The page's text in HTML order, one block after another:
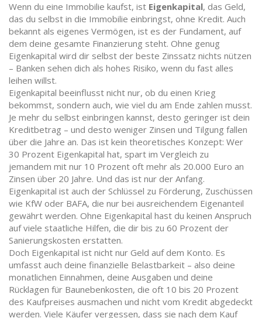
Wenn du eine Immobilie kaufst, ist Eigenkapital, das Geld,
das du selbst in die Immobilie einbringst, ohne Kredit. Auch
bekannt als eigenes Vermögen, ist es der Fundament, auf
dem deine gesamte Finanzierung steht. Ohne genug
Eigenkapital wird dir selbst der beste Zinssatz nichts nützen
– Banken sehen dich als hohes Risiko, wenn du fast alles
leihen willst.
Eigenkapital beeinflusst nicht nur, ob du einen Krieg
bekommst, sondern auch, wie viel du am Ende zahlen musst.
Je mehr du selbst einbringen kannst, desto geringer ist dein
Kreditbetrag – und desto weniger Zinsen und Tilgung fallen
über die Jahre an. Das ist kein theoretisches Konzept: Wer
30 Prozent Eigenkapital hat, spart im Vergleich zu
jemandem mit nur 10 Prozent oft mehr als 20.000 Euro an
Zinsen über 20 Jahre. Und das ist nur der Anfang.
Eigenkapital ist auch der Schlüssel zu Förderung, Zuschüssen
wie KfW oder BAFA, die nur bei ausreichendem Eigenanteil
gewährt werden. Ohne Eigenkapital hast du keinen Anspruch
auf viele staatliche Hilfen, die dir bis zu 60 Prozent der
Sanierungskosten erstatten.
Doch Eigenkapital ist nicht nur Geld auf dem Konto. Es
umfasst auch deine finanzielle Belastbarkeit – also deine
monatlichen Einnahmen, deine Ausgaben und deine
Rücklagen für Baunebenkosten, die oft 10 bis 20 Prozent
des Kaufpreises ausmachen und nicht vom Kredit abgedeckt
werden. Viele Käufer vergessen, dass sie nach dem Kauf